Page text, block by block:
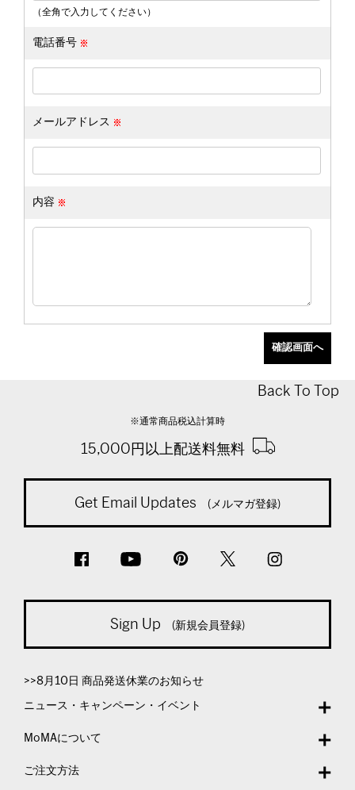
（全角で入力してください）
電話番号
メールアドレス
内容
Back To Top
※通常商品税込計算時
15,000円以上配送料無料
Get Email Updates (メルマガ登録)
Sign Up (新規会員登録)
>>8月10日 商品発送休業のお知らせ
ニュース・キャンペーン・イベント
MoMAについて
ご注文方法